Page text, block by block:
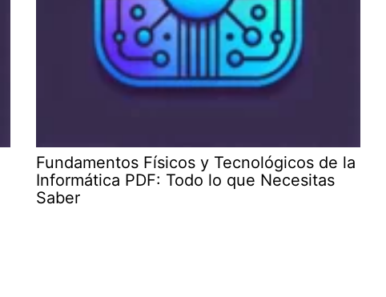
Fundamentos Físicos y Tecnológicos de la
Informática PDF: Todo lo que Necesitas
Saber